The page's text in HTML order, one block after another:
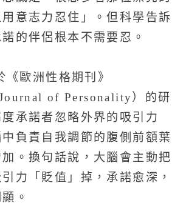
意志力忍住」。但科學告訴
的伴侶根本不需要忍。
歐洲性格期刊》
Journal of Personality）的研
承諾者忽略外界的吸引力
負責自我調節的腹側前額葉
。換句話說，大腦會主動把
力「貶值」掉，承諾愈深，
。